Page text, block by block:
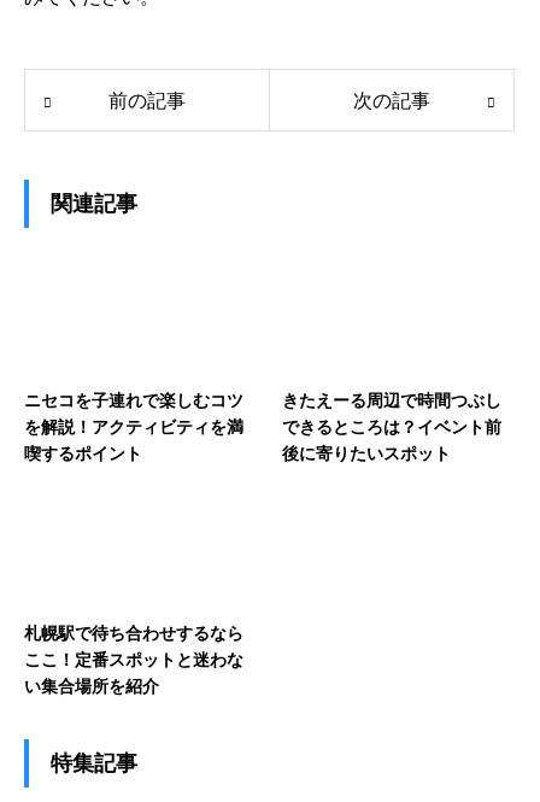
前の記事 次の記事
関連記事
ニセコを子連れで楽しむコツ
を解説！アクティビティを満
喫するポイント
きたえーる周辺で時間つぶし
できるところは？イベント前
後に寄りたいスポット
札幌駅で待ち合わせするなら
ここ！定番スポットと迷わな
い集合場所を紹介
特集記事